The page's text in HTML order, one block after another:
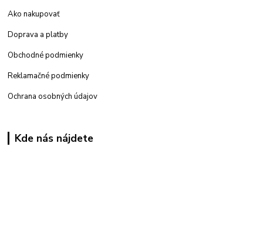
Ako nakupovať
Doprava a platby
Obchodné podmienky
Reklamačné podmienky
Ochrana osobných údajov
Kde nás nájdete